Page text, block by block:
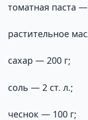
томатная паста —
растительное
сахар — 200 г;
соль — 2 ст. л.;
чеснок — 100 г;